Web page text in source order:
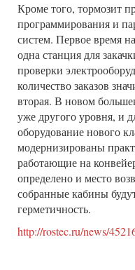
Кроме того, тормозит
программирования и
систем. Первое время
одна станция для
проверки
количество заказов
вторая. В новом
уже другого уровня, и
оборудование нового
модернизированы
работающие на
определено и место
собранные кабины
герметичность.
http://rostec.ru/news/